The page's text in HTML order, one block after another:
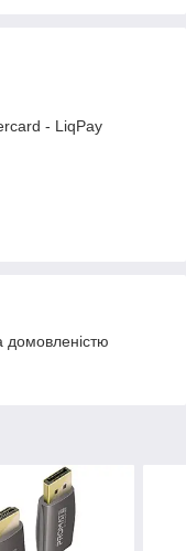
- LiqPay
домовленістю